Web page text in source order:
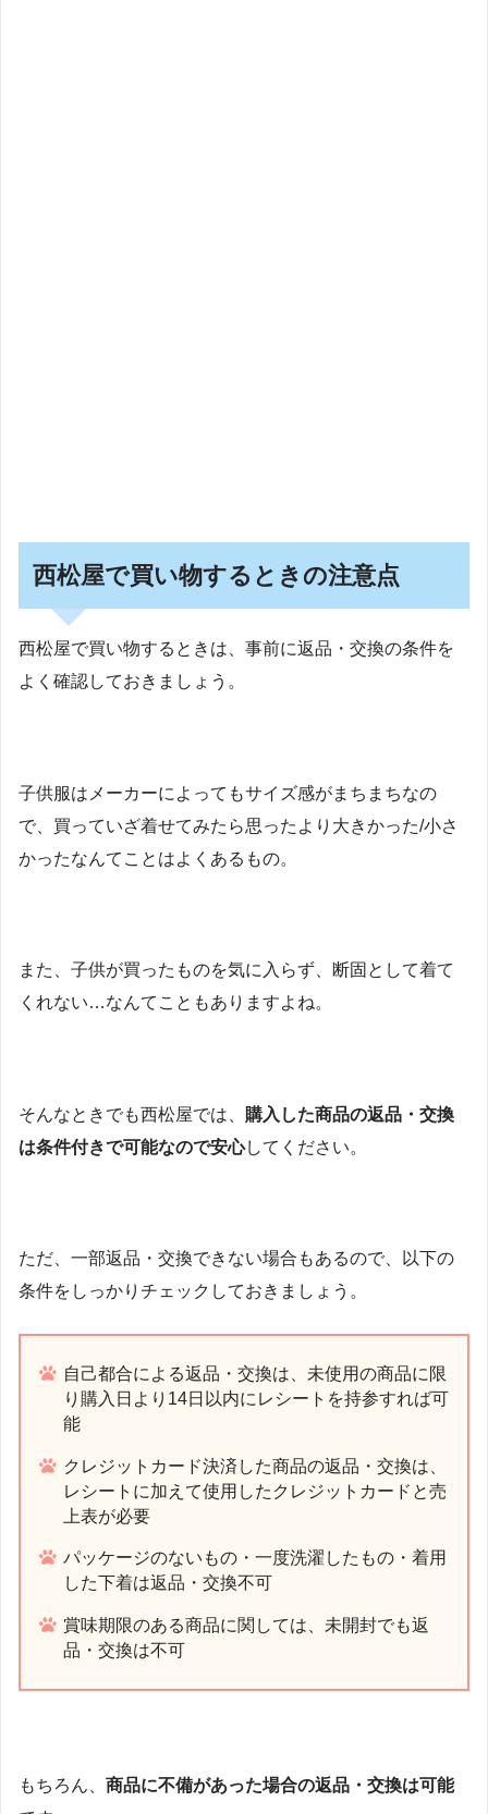
西松屋で買い物するときの注意点
西松屋で買い物するときは、事前に返品・交換の条件を
よく確認しておきましょう。
子供服はメーカーによってもサイズ感がまちまちなの
で、買っていざ着せてみたら思ったより大きかった/小さ
かったなんてことはよくあるもの。
また、子供が買ったものを気に入らず、断固として着て
くれない…なんてこともありますよね。
そんなときでも西松屋では、 購入した商品の返品・交換
は条件付きで可能なので安心してください。
ただ、一部返品・交換できない場合もあるので、以下の
条件をしっかりチェックしておきましょう。
自己都合による返品・交換は、未使用の商品に限
り購入日より14日以内にレシートを持参すれば可
能
クレジットカード決済した商品の返品・交換は、
レシートに加えて使用したクレジットカードと売
上表が必要
パッケージのないもの・一度洗濯したもの・着用
した下着は返品・交換不可
賞味期限のある商品に関しては、未開封でも返
品・交換は不可
もちろん、 商品に不備があった場合の返品・交換は可能